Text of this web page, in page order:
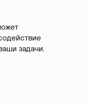
задачи.